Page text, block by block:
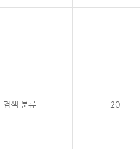
검색 분류 20